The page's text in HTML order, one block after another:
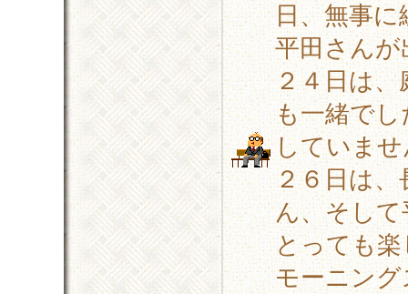
日、無事に
平田さんが
２４日は
も一緒で
していま
２６日は
ん、そし
とっても
モーニン